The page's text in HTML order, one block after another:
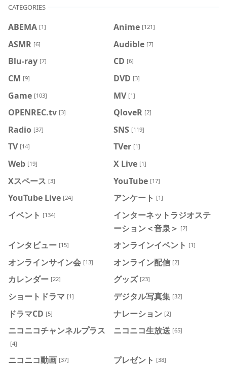
CATEGORIES
ABEMA [1] Anime [121]
ASMR [6] Audible [7]
Blu-ray [7] CD [6]
CM [9] DVD [3]
Game [103] MV [1]
OPENREC.tv [3] QloveR [2]
Radio [37] SNS [119]
TV [14] TVer [1]
Web [19] X Live [1]
Xスペース [3] YouTube [17]
YouTube Live [24] アンケート [1]
イベント [134]
インターネットラジオステ
ーション＜音泉＞ [2]
インタビュー [15] オンラインイベント [1]
オンラインサイン会 [13] オンライン配信 [2]
カレンダー [22] グッズ [23]
ショートドラマ [1] デジタル写真集 [32]
ドラマCD [5] ナレーション [2]
ニコニコチャンネルプラス
[4]
ニコニコ生放送 [65]
ニコニコ動画 [37] プレゼント [38]